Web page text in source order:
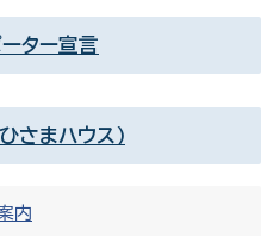
ター宣言
さまハウス）
内